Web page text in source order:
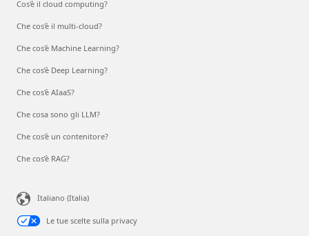
Cos'è il cloud computing?
Che cos'è il multi-cloud?
Che cos'è Machine Learning?
Che cos’è Deep Learning?
Che cos'è AIaaS?
Che cosa sono gli LLM?
Che cos'è un contenitore?
Che cos’è RAG?
Italiano (Italia)
Le tue scelte sulla privacy